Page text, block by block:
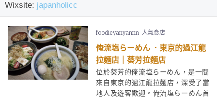
Wixsite: japanholicc
foodieyanyannn 人氣食店
俺流塩らーめん ．東京的過江龍
拉麵店｜葵芳拉麵店
位於葵芳的俺流塩らーめん，是一間
來自東京的過江龍拉麵店，深受了當
地人及遊客歡迎。俺流塩らーめん首